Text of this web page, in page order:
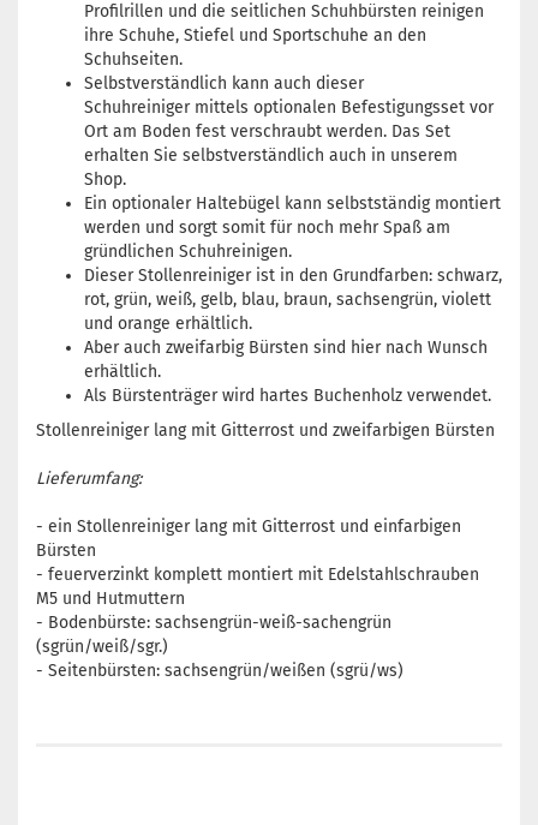
Profilrillen und die seitlichen Schuhbürsten reinigen
ihre Schuhe, Stiefel und Sportschuhe an den
Schuhseiten.
Selbstverständlich kann auch dieser
Schuhreiniger mittels optionalen Befestigungsset vor
Ort am Boden fest verschraubt werden. Das Set
erhalten Sie selbstverständlich auch in unserem
Shop.
Ein optionaler Haltebügel kann selbstständig montiert
werden und sorgt somit für noch mehr Spaß am
gründlichen Schuhreinigen.
Dieser Stollenreiniger ist in den Grundfarben: schwarz,
rot, grün, weiß, gelb, blau, braun, sachsengrün, violett
und orange erhältlich.
Aber auch zweifarbig Bürsten sind hier nach Wunsch
erhältlich.
Als Bürstenträger wird hartes Buchenholz verwendet.
Stollenreiniger lang mit Gitterrost und zweifarbigen Bürsten
Lieferumfang:
- ein Stollenreiniger lang mit Gitterrost und einfarbigen
Bürsten
- feuerverzinkt komplett montiert mit Edelstahlschrauben
M5 und Hutmuttern
- Bodenbürste: sachsengrün-weiß-sachengrün
(sgrün/weiß/sgr.)
- Seitenbürsten: sachsengrün/weißen (sgrü/ws)